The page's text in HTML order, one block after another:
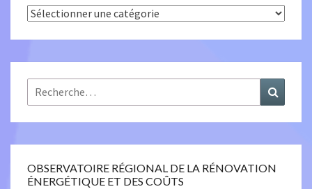
Catégories
Rechercher :
OBSERVATOIRE RÉGIONAL DE LA RÉNOVATION
ÉNERGÉTIQUE ET DES COÛTS